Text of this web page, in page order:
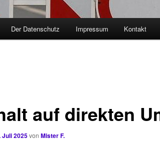
Der Datenschutz Impressum Kontakt
auf direkten
Juli 2025von Mister F.